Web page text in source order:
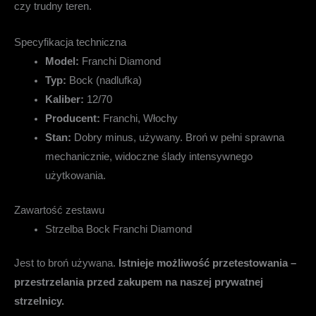
czy trudny teren.
Specyfikacja techniczna
Model: Franchi Diamond
Typ: Bock (nadlufka)
Kaliber: 12/70
Producent: Franchi, Włochy
Stan: Dobry minus, używany. Broń w pełni sprawna
mechanicznie, widoczne ślady intensywnego
użytkowania.
Zawartość zestawu
Strzelba Bock Franchi Diamond
Jest to broń używana. Istnieje możliwość przetestowania –
przestrzelania przed zakupem na naszej prywatnej
strzelnicy.